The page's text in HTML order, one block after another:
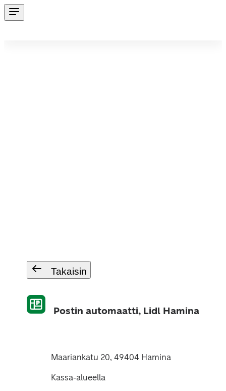
Takaisin
Postin automaatti, Lidl Hamina
Maariankatu 20, 49404 Hamina
Kassa-alueella